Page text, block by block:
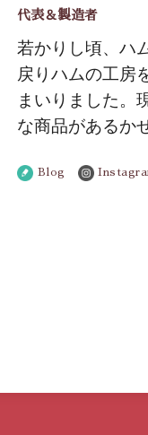
代表＆製造者
若かりし頃、ハ
戻りハムの工房
まいりました。
な商品があるか
Blog